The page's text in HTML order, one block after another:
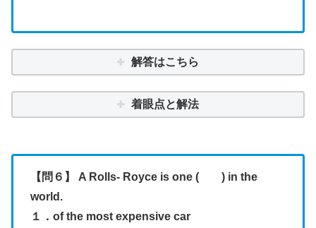
解答はこちら
着眼点と解法
【問６】 A Rolls- Royce is one ( ) in the
world.
１．of the most expensive car